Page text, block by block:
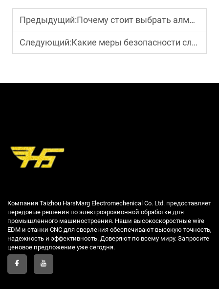
Предыдущий:Почему стоит выбрать алмазное режущее оборудование для обработки твердых материалов?
Следующий:Какие меры безопасности следует соблюдать при работе с проволочно-вырезными станками?
Компания Taizhou HarsMarg Electromechenical Co. Ltd. предоставляет
передовые решения по электроэрозионной обработке для
промышленного машиностроения. Наши высокоскоростные wire
EDM и станки CNC для сверления обеспечивают высокую точность,
надежность и эффективность. Доверяют по всему миру. Запросите
ценовое предложение уже сегодня.